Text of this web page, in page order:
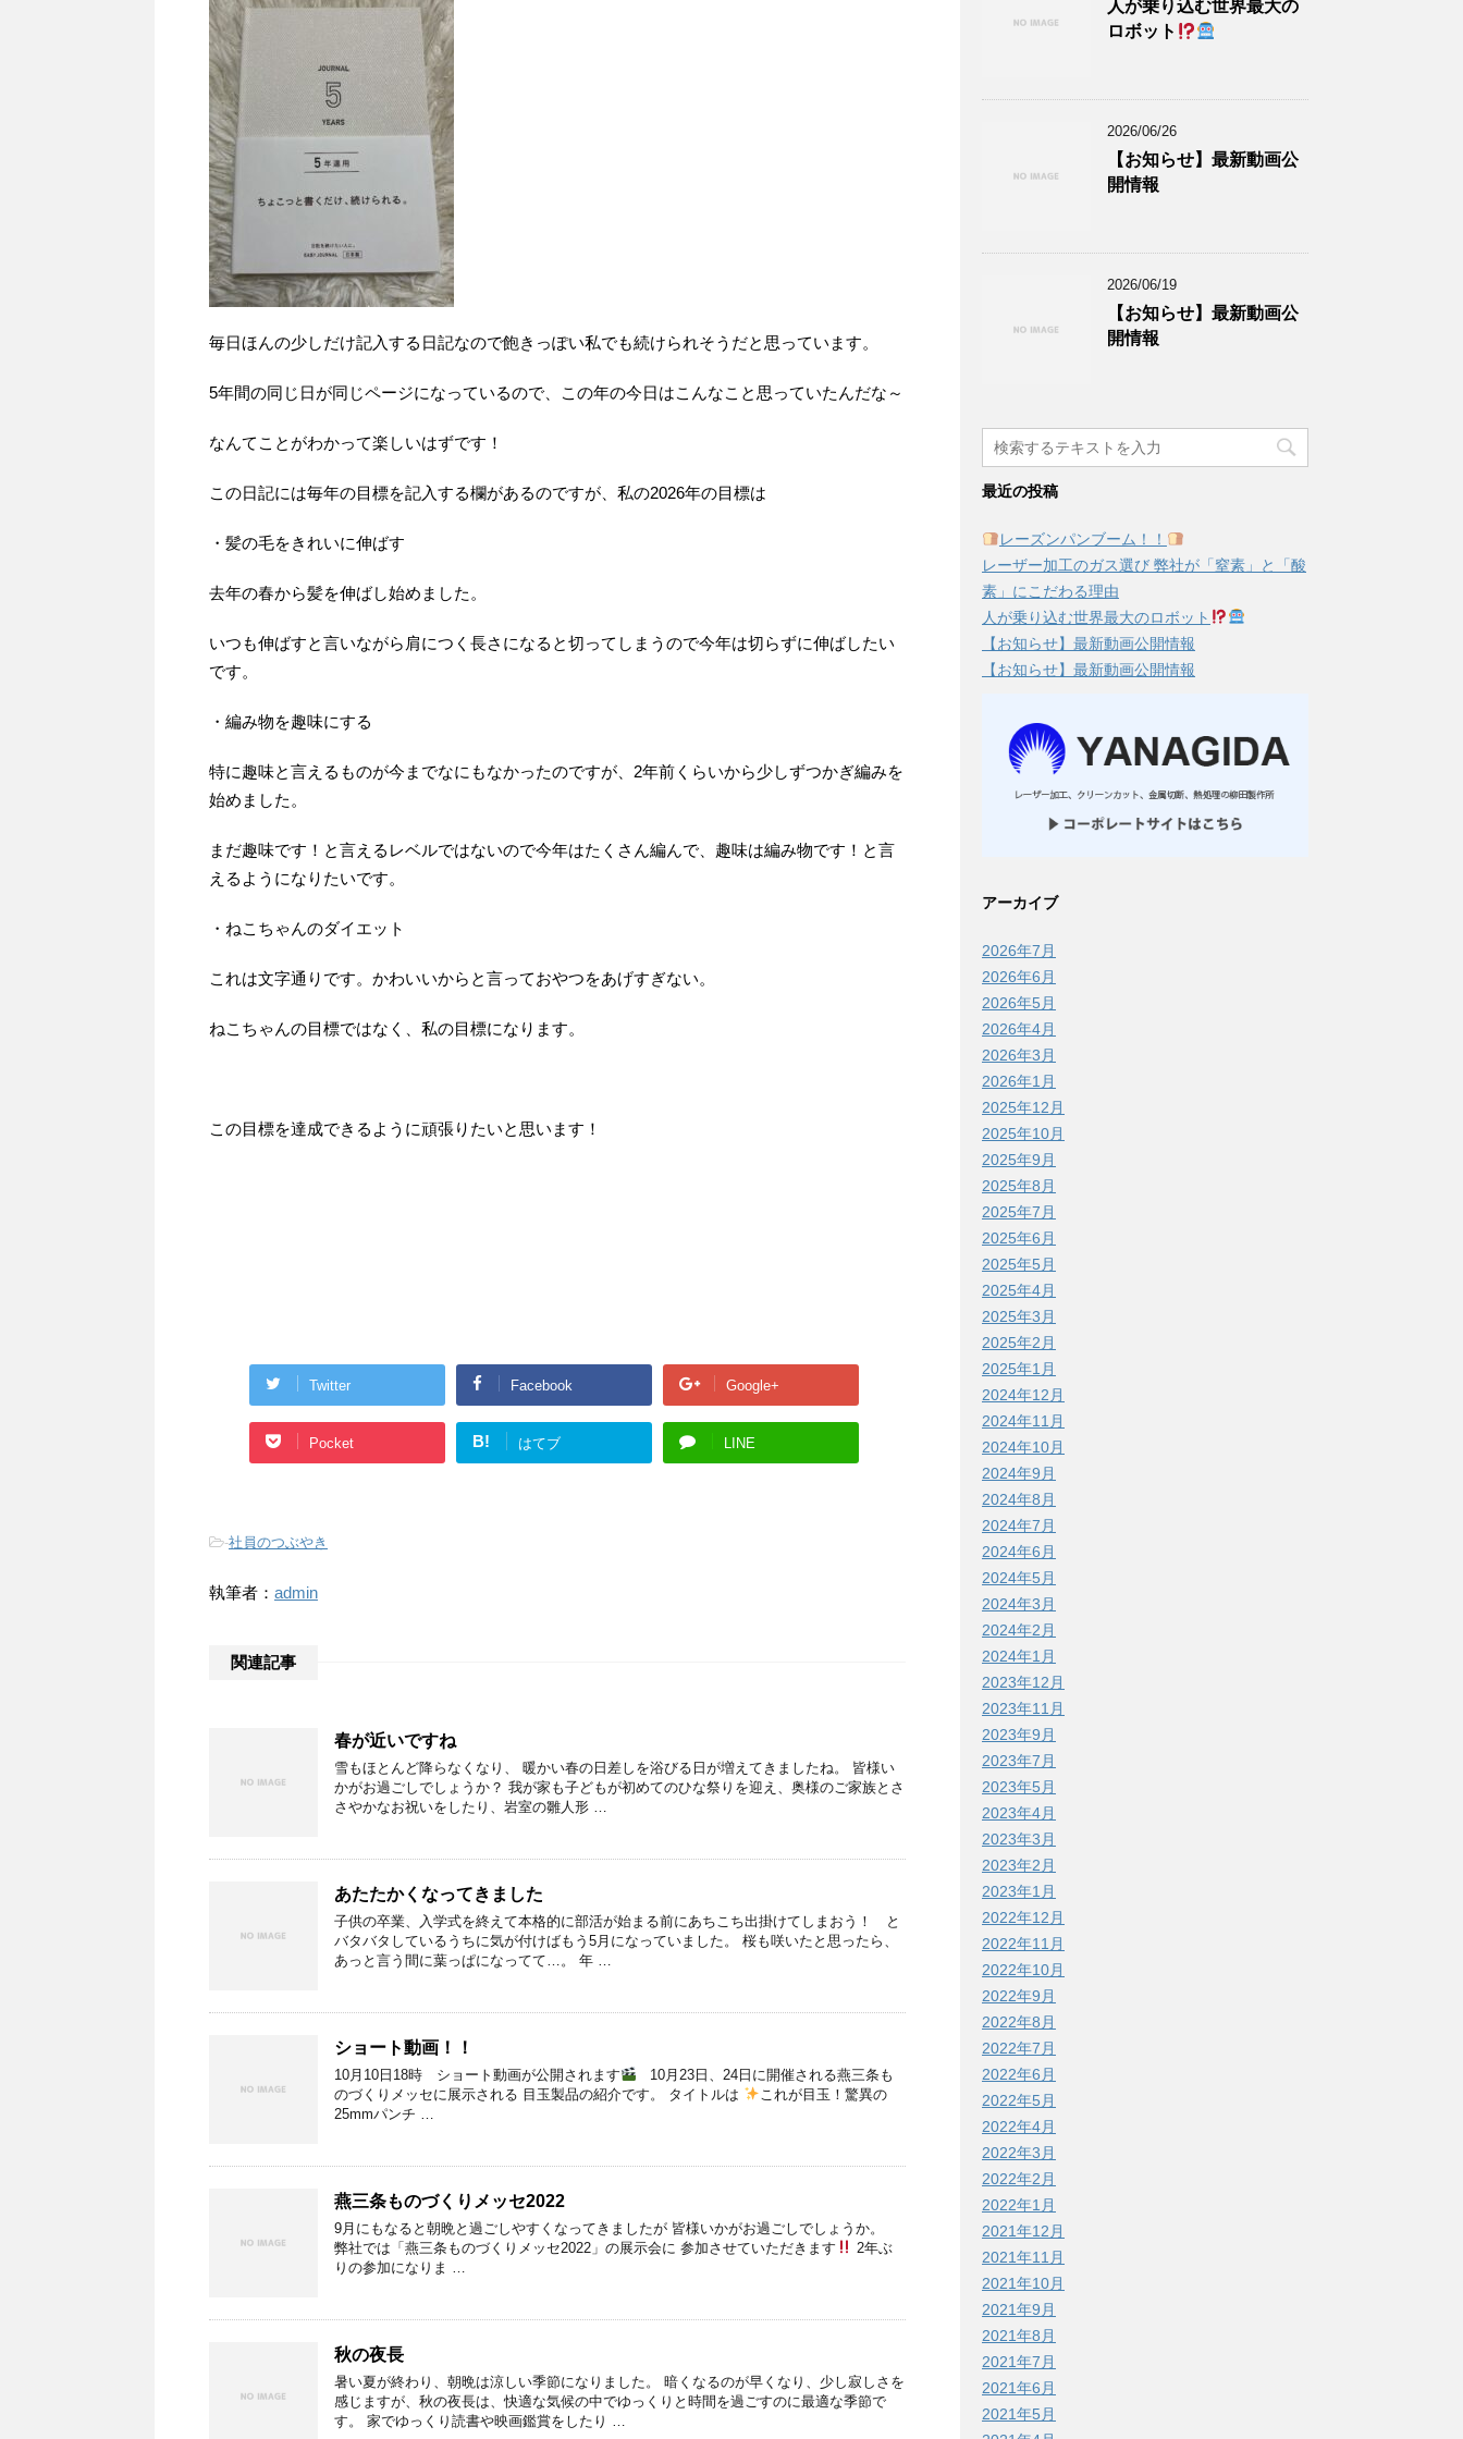
毎日ほんの少しだけ記入する日記なので飽きっぽい私でも続けられそうだと思っています。
5年間の同じ日が同じページになっているので、この年の今日はこんなこと思っていたんだな～
なんてことがわかって楽しいはずです！
この日記には毎年の目標を記入する欄があるのですが、私の2026年の目標は
・髪の毛をきれいに伸ばす
去年の春から髪を伸ばし始めました。
いつも伸ばすと言いながら肩につく長さになると切ってしまうので今年は切らずに伸ばしたい
です。
・編み物を趣味にする
特に趣味と言えるものが今までなにもなかったのですが、2年前くらいから少しずつかぎ編みを
始めました。
まだ趣味です！と言えるレベルではないので今年はたくさん編んで、趣味は編み物です！と言
えるようになりたいです。
・ねこちゃんのダイエット
これは文字通りです。かわいいからと言っておやつをあげすぎない。
ねこちゃんの目標ではなく、私の目標になります。
この目標を達成できるように頑張りたいと思います！
Twitter Facebook Google+
Pocket B! はてブ LINE
-社員のつぶやき
執筆者： admin
関連記事
春が近いですね
雪もほとんど降らなくなり、 暖かい春の日差しを浴びる日が増えてきましたね。 皆様い
かがお過ごしでしょうか？ 我が家も子どもが初めてのひな祭りを迎え、奥様のご家族とさ
さやかなお祝いをしたり、岩室の雛人形 …
あたたかくなってきました
子供の卒業、入学式を終えて本格的に部活が始まる前にあちこち出掛けてしまおう！ と
バタバタしているうちに気が付けばもう5月になっていました。 桜も咲いたと思ったら、
あっと言う間に葉っぱになってて…。 年 …
ショート動画！！
10月10日18時 ショート動画が公開されます
10月23日、24日に開催される燕三条も
のづくりメッセに展示される 目玉製品の紹介です。 タイトルは
これが目玉！驚異の
25mmパンチ …
燕三条ものづくりメッセ2022
9月にもなると朝晩と過ごしやすくなってきましたが 皆様いかがお過ごしでしょうか。
弊社では「燕三条ものづくりメッセ2022」の展示会に 参加させていただきます
2年ぶ
りの参加になりま …
秋の夜長
暑い夏が終わり、朝晩は涼しい季節になりました。 暗くなるのが早くなり、少し寂しさを
感じますが、秋の夜長は、快適な気候の中でゆっくりと時間を過ごすのに最適な季節で
す。 家でゆっくり読書や映画鑑賞をしたり …
人が乗り込む世界最大の
ロボット
2026/06/26
【お知らせ】最新動画公
開情報
2026/06/19
【お知らせ】最新動画公
開情報
最近の投稿
レーズンパンブーム！！
レーザー加工のガス選び 弊社が「窒素」と「酸
素」にこだわる理由
人が乗り込む世界最大のロボット
【お知らせ】最新動画公開情報
【お知らせ】最新動画公開情報
アーカイブ
2026年7月
2026年6月
2026年5月
2026年4月
2026年3月
2026年1月
2025年12月
2025年10月
2025年9月
2025年8月
2025年7月
2025年6月
2025年5月
2025年4月
2025年3月
2025年2月
2025年1月
2024年12月
2024年11月
2024年10月
2024年9月
2024年8月
2024年7月
2024年6月
2024年5月
2024年3月
2024年2月
2024年1月
2023年12月
2023年11月
2023年9月
2023年7月
2023年5月
2023年4月
2023年3月
2023年2月
2023年1月
2022年12月
2022年11月
2022年10月
2022年9月
2022年8月
2022年7月
2022年6月
2022年5月
2022年4月
2022年3月
2022年2月
2022年1月
2021年12月
2021年11月
2021年10月
2021年9月
2021年8月
2021年7月
2021年6月
2021年5月